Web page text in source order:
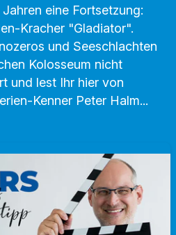
eine Fortsetzung:
Kracher "Gladiator".
und Seeschlachten
Kolosseum nicht
und lest Ihr hier von
Kenner Peter Halm...